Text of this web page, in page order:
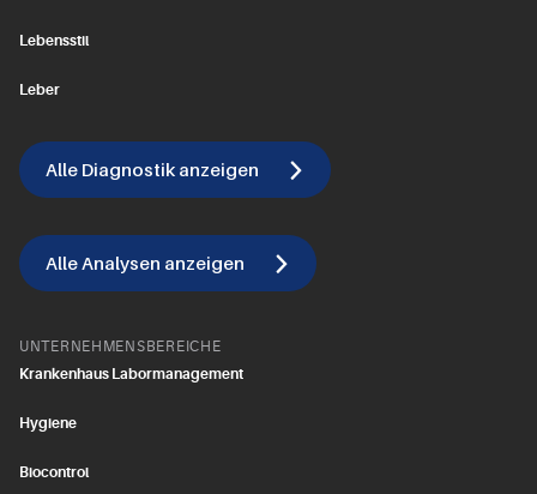
Lebensstil
Leber
Alle Diagnostik anzeigen
Alle Analysen anzeigen
UNTERNEHMENSBEREICHE
Krankenhaus Labormanagement
Hygiene
Biocontrol